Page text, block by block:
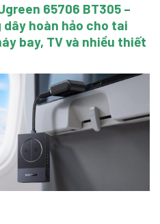
65706 BT305 –
dây hoàn hảo cho tai
bay, TV và nhiều thiết